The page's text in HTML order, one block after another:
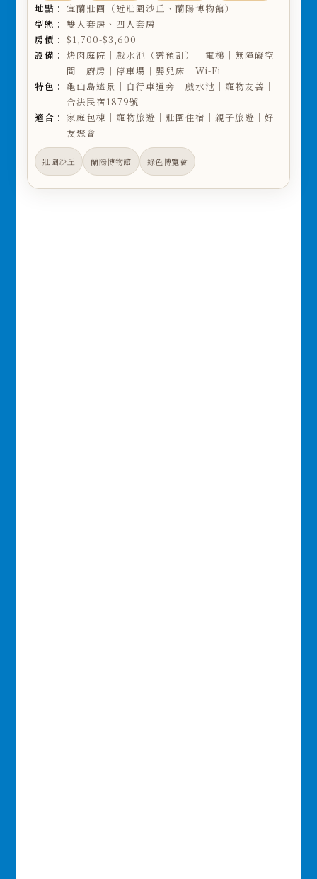
地點： 宜蘭壯圍（近壯圍沙丘、蘭陽博物館）
型態：
雙人套房、四人套房
房價： $1,700-$3,600
設備： 烤肉庭院｜戲水池（需預訂）｜電梯｜無障礙空
間｜廚房｜停車場｜嬰兒床｜Wi-Fi
特色： 龜山島遠景｜自行車道旁｜戲水池｜寵物友善｜
合法民宿1879號
適合： 家庭包棟｜寵物旅遊｜壯圍住宿｜親子旅遊｜好
友聚會
壯圍沙丘 蘭陽博物館 綠色博覽會